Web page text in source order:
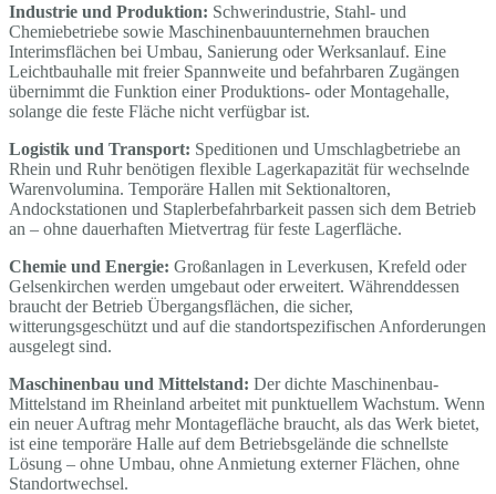
Industrie und Produktion: Schwerindustrie, Stahl- und
Chemiebetriebe sowie Maschinenbauunternehmen brauchen
Interimsflächen bei Umbau, Sanierung oder Werksanlauf. Eine
Leichtbauhalle mit freier Spannweite und befahrbaren Zugängen
übernimmt die Funktion einer Produktions- oder Montagehalle,
solange die feste Fläche nicht verfügbar ist.
Logistik und Transport: Speditionen und Umschlagbetriebe an
Rhein und Ruhr benötigen flexible Lagerkapazität für wechselnde
Warenvolumina. Temporäre Hallen mit Sektionaltoren,
Andockstationen und Staplerbefahrbarkeit passen sich dem Betrieb
an – ohne dauerhaften Mietvertrag für feste Lagerfläche.
Chemie und Energie: Großanlagen in Leverkusen, Krefeld oder
Gelsenkirchen werden umgebaut oder erweitert. Währenddessen
braucht der Betrieb Übergangsflächen, die sicher,
witterungsgeschützt und auf die standortspezifischen Anforderungen
ausgelegt sind.
Maschinenbau und Mittelstand: Der dichte Maschinenbau-
Mittelstand im Rheinland arbeitet mit punktuellem Wachstum. Wenn
ein neuer Auftrag mehr Montagefläche braucht, als das Werk bietet,
ist eine temporäre Halle auf dem Betriebsgelände die schnellste
Lösung – ohne Umbau, ohne Anmietung externer Flächen, ohne
Standortwechsel.